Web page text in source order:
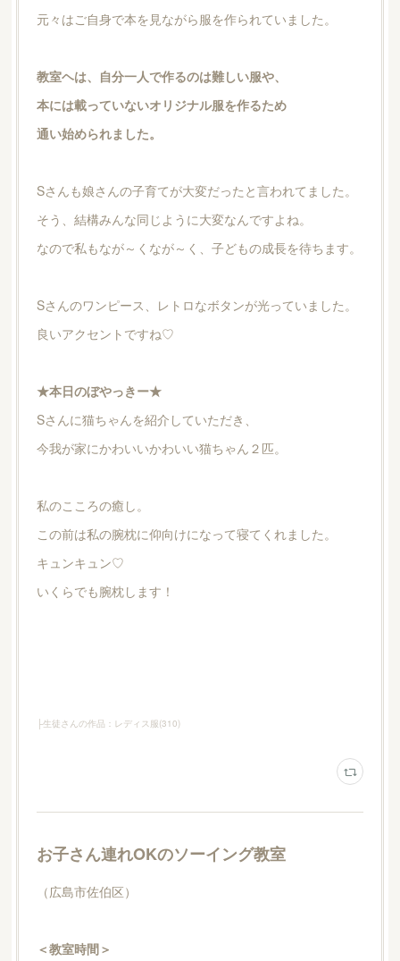
元々はご自身で本を見ながら服を作られていました。
教室ヘは、自分一人で作るのは難しい服や、
本には載っていないオリジナル服を作るため
通い始められました。
Sさんも娘さんの子育てが大変だったと言われてました。
そう、結構みんな同じように大変なんですよね。
なので私もなが～くなが～く、子どもの成長を待ちます。
Sさんのワンピース、レトロなボタンが光っていました。
良いアクセントですね♡
★本日のぼやっきー★
Sさんに猫ちゃんを紹介していただき、
今我が家にかわいいかわいい猫ちゃん２匹。
私のこころの癒し。
この前は私の腕枕に仰向けになって寝てくれました。
キュンキュン♡
いくらでも腕枕します！
├生徒さんの作品：レディス服(310)
お子さん連れOKのソーイング教室
（広島市佐伯区）
＜教室時間＞